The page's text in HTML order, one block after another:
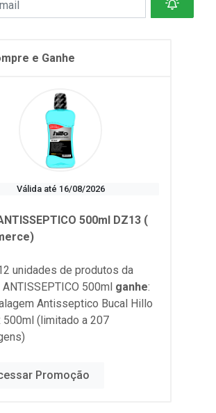
e Ganhe
Válida até 16/08/2026
500ml DZ13 (
unidades de produtos da
ANTISSEPTICO 500ml ganhe:
Antisseptico Bucal Hillo
500ml (limitado a 207
Promoção